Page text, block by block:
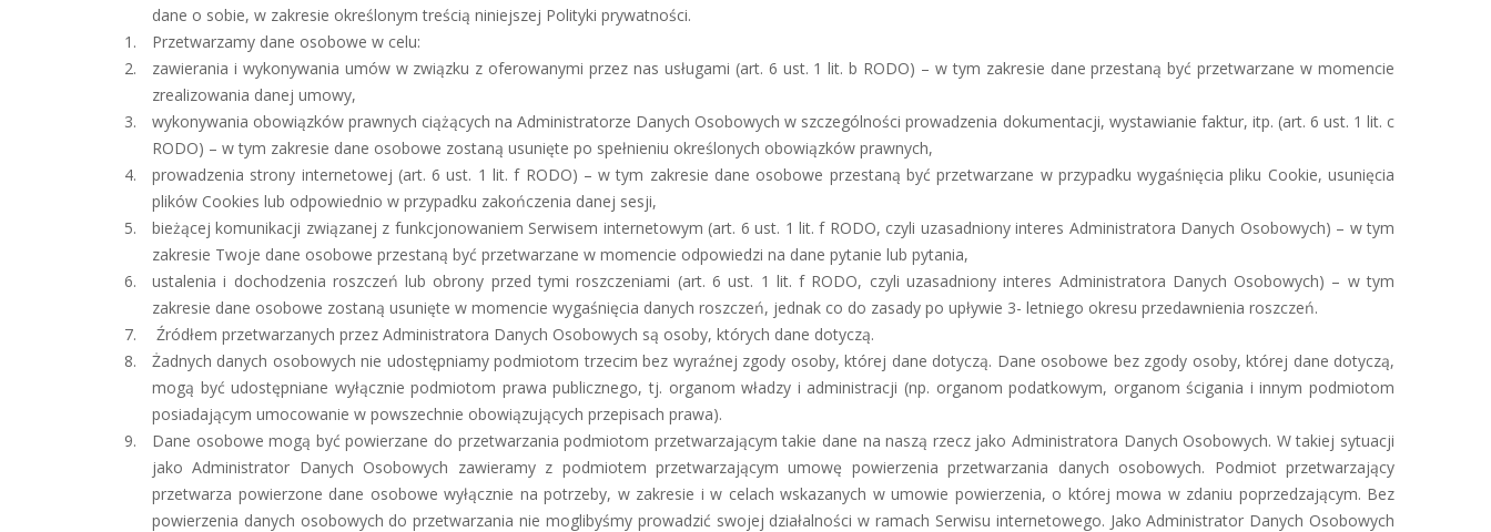
dane o sobie, w zakresie określonym treścią niniejszej Polityki prywatności.
Przetwarzamy dane osobowe w celu:
zawierania i wykonywania umów w związku z oferowanymi przez nas usługami (art. 6 ust. 1 lit. b RODO) – w tym zakresie dane przestaną być przetwarzane w momencie
zrealizowania danej umowy,
wykonywania obowiązków prawnych ciążących na Administratorze Danych Osobowych w szczególności prowadzenia dokumentacji, wystawianie faktur, itp. (art. 6 ust. 1 lit. c
RODO) – w tym zakresie dane osobowe zostaną usunięte po spełnieniu określonych obowiązków prawnych,
prowadzenia strony internetowej (art. 6 ust. 1 lit. f RODO) – w tym zakresie dane osobowe przestaną być przetwarzane w przypadku wygaśnięcia pliku Cookie, usunięcia
plików Cookies lub odpowiednio w przypadku zakończenia danej sesji,
bieżącej komunikacji związanej z funkcjonowaniem Serwisem internetowym (art. 6 ust. 1 lit. f RODO, czyli uzasadniony interes Administratora Danych Osobowych) – w tym
zakresie Twoje dane osobowe przestaną być przetwarzane w momencie odpowiedzi na dane pytanie lub pytania,
ustalenia i dochodzenia roszczeń lub obrony przed tymi roszczeniami (art. 6 ust. 1 lit. f RODO, czyli uzasadniony interes Administratora Danych Osobowych) – w tym
zakresie dane osobowe zostaną usunięte w momencie wygaśnięcia danych roszczeń, jednak co do zasady po upływie 3- letniego okresu przedawnienia roszczeń.
Źródłem przetwarzanych przez Administratora Danych Osobowych są osoby, których dane dotyczą.
Żadnych danych osobowych nie udostępniamy podmiotom trzecim bez wyraźnej zgody osoby, której dane dotyczą. Dane osobowe bez zgody osoby, której dane dotyczą,
mogą być udostępniane wyłącznie podmiotom prawa publicznego, tj. organom władzy i administracji (np. organom podatkowym, organom ścigania i innym podmiotom
posiadającym umocowanie w powszechnie obowiązujących przepisach prawa).
Dane osobowe mogą być powierzane do przetwarzania podmiotom przetwarzającym takie dane na naszą rzecz jako Administratora Danych Osobowych. W takiej sytuacji
jako Administrator Danych Osobowych zawieramy z podmiotem przetwarzającym umowę powierzenia przetwarzania danych osobowych. Podmiot przetwarzający
przetwarza powierzone dane osobowe wyłącznie na potrzeby, w zakresie i w celach wskazanych w umowie powierzenia, o której mowa w zdaniu poprzedzającym. Bez
powierzenia danych osobowych do przetwarzania nie moglibyśmy prowadzić swojej działalności w ramach Serwisu internetowego. Jako Administrator Danych Osobowych